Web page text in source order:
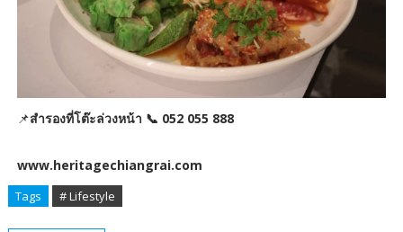
📌สำรองที่โต๊ะล่วงหน้า 📞 052 055 888
www.heritagechiangrai.com
Tags # Lifestyle